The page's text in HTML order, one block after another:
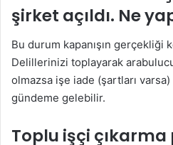
şirket açıldı. Ne
Bu durum kapanışın gerçekliği
Delillerinizi toplayarak
olmazsa işe iade (şartları varsa)
gündeme gelebilir.
Toplu işçi